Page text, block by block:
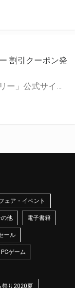
割引クーポン発
「とらのあなWEBオンリー」公式サイトでとらのあな通販の「割引クーポン」を配布中！ イベントごとに開催当日限定で使える割引クーポンのシリアルコードを発行します。 とらのあなWEBオンリーのページをチェックして、イベント当日にお得にお買い物を楽しみましょう♪ ※本キャンペーンは予告なく終了する場合がございます。 とらのあなWEBオンリーサイトはこちら
ェア・イベント
の他 電子書籍
ール
PCゲーム
祭り2020夏